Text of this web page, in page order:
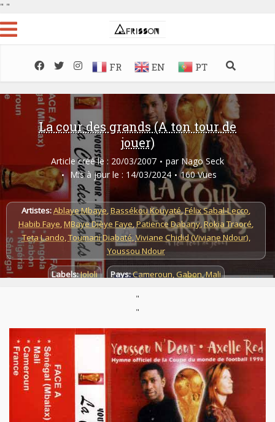
" "
FR EN PT
La cour des grands (A ton tour de
jouer)
Article créé le : 20/03/2007 par Nago Seck
Mis à jour le : 14/03/2024
160 Vues
Artistes:Ablaye Mbaye,Bassékou Kouyaté,Félix Sabal-Lecco,
Habib Faye,MBaye Dièye Faye,Patience Dabany,Rokia Traoré,
Teta Lando,Toumani Diabaté,Viviane Chidid (Viviane Ndour),
Youssou Ndour
Labels:Jololi Pays:Cameroun,Gabon,Mali
Afro-rap
World / Musique du monde
Support :K7/Cassette Parution :1998
"
"